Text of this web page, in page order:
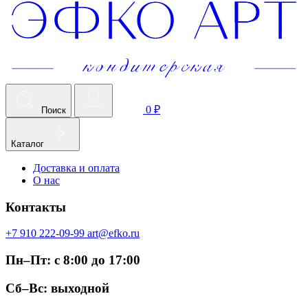
Поиск 0 ₽
Каталог
Доставка и оплата
О нас
Контакты
+7 910 222-09-99 art@efko.ru
Пн–Пт: с 8:00 до 17:00
Сб–Вс: выходной